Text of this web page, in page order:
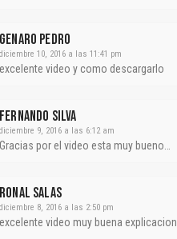
Genaro Pedro
diciembre 10, 2016 a las 11:41 pm
excelente video y como descargarlo
Fernando Silva
diciembre 9, 2016 a las 6:12 am
Gracias por el video esta muy bueno…
Ronal Salas
diciembre 8, 2016 a las 2:50 pm
excelente video muy buena explicacion